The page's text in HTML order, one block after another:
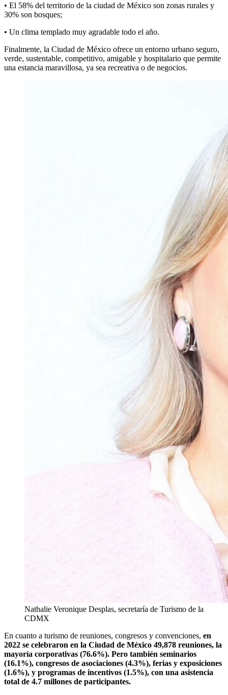
• El 58% del territorio de la ciudad de México son zonas rurales y
30% son bosques;
• Un clima templado muy agradable todo el año.
Finalmente, la Ciudad de México ofrece un entorno urbano seguro,
verde, sustentable, competitivo, amigable y hospitalario que permite
una estancia maravillosa, ya sea recreativa o de negocios.
Nathalie Veronique Desplas, secretaría de Turismo de la
CDMX
En cuanto a turismo de reuniones, congresos y convenciones, en
2022 se celebraron en la Ciudad de México 49,878 reuniones, la
mayoría corporativas (76.6%). Pero también seminarios
(16.1%), congresos de asociaciones (4.3%), ferias y exposiciones
(1.6%), y programas de incentivos (1.5%), con una asistencia
total de 4.7 millones de participantes.